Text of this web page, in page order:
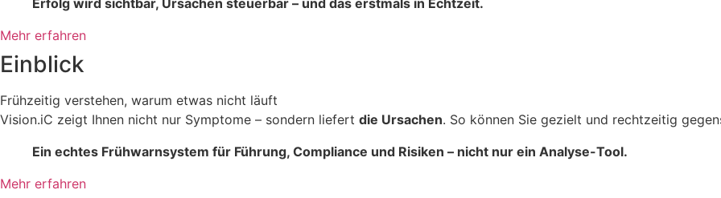
Erfolg wird sichtbar, Ursachen steuerbar – und das erstmals in Echtzeit.
Mehr erfahren
Einblick
Frühzeitig verstehen, warum etwas nicht läuft
Vision.iC zeigt Ihnen nicht nur Symptome – sondern liefert die Ursachen. So können Sie gezielt und rechtzeitig
Ein echtes Frühwarnsystem für Führung, Compliance und Risiken – nicht nur ein Analyse-Tool.
Mehr erfahren